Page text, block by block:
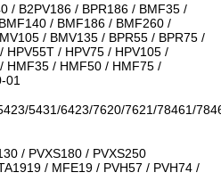
/ B2PV186 / BPR186 / BMF35 /
/ BMF186 / BMF260 /
/ BMV135 / BPR55 / BPR75 /
HPV55T / HPV75 / HPV105 /
HMF35 / HMF50 / HMF75 /
01
5431/6423/7620/7621/78461/
/ PVXS180 / PVXS250
/ MFE19 / PVH57 / PVH74 /